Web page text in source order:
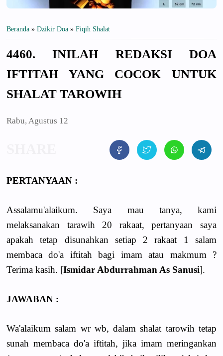
Beranda » Dzikir Doa » Fiqih Shalat
4460. INILAH REDAKSI DOA
IFTITAH YANG COCOK UNTUK
SHALAT TAROWIH
Rabu, Agustus 12
PERTANYAAN :
Assalamu'alaikum. Saya mau tanya, kami
melaksanakan tarawih 20 rakaat, pertanyaan saya
apakah tetap disunahkan setiap 2 rakaat 1 salam
membaca do'a iftitah bagi imam atau makmum ?
Terima kasih. [Ismidar Abdurrahman As Sanusi].
JAWABAN :
Wa'alaikum salam wr wb, dalam shalat tarowih tetap
sunah membaca do'a iftitah, jika imam meringankan